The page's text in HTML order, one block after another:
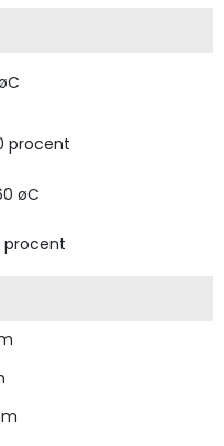
procent
øC
procent